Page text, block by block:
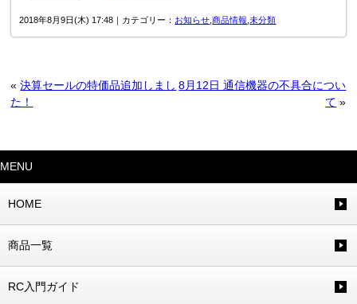
2018年8月9日(木) 17:48｜カテゴリー： お知らせ ,商品情報 ,未分類
«決算セールの特価品追加しまし
た！
8月12日 通信機器の不具合につい
て »
MENU
HOME
商品一覧
RC入門ガイド